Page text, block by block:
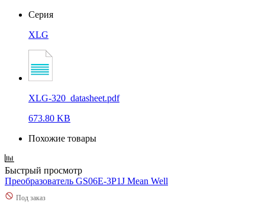
Серия
XLG
XLG-320_datasheet.pdf
673.80 KB
Похожие товары
Быстрый просмотр
Преобразователь GS06E-3P1J Mean Well
Под заказ